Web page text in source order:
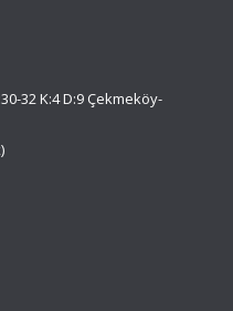
32 K:4 D:9 Çekmeköy-